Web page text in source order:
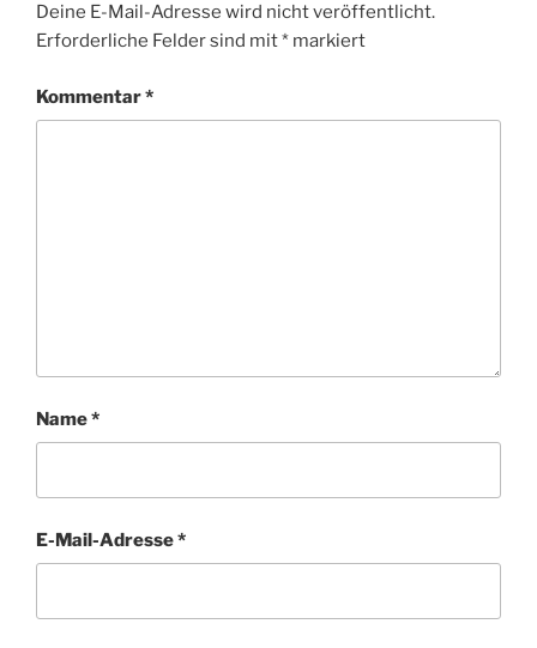
Deine E-Mail-Adresse wird nicht veröffentlicht.
Erforderliche Felder sind mit* markiert
Kommentar*
Name*
E-Mail-Adresse*